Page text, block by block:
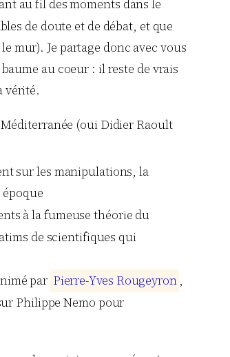
au fil des moments dans le
de doute et de débat, et que
mur). Je partage donc avec vous
au coeur : il reste de vrais
vérité.
(oui Didier Raoult
sur les manipulations, la
à la fumeuse théorie du
de scientifiques qui
par Pierre-Yves Rougeyron ,
Philippe Nemo pour